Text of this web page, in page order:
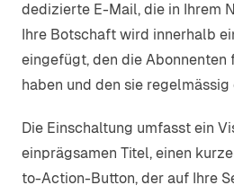
dedizierte E-Mail, die in Ihrem
Ihre Botschaft wird innerhalb
eingefügt, den die
haben und den sie regelmässig
Die Einschaltung umfasst ein
einprägsamen Titel, einen
to-Action-Button, der auf Ihre